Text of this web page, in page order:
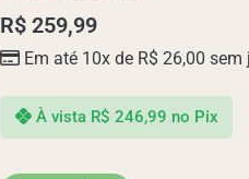
R$ 259,99
Em até 10x de R$ 26,00 sem
À vista R$ 246,99 no Pix
As
podem
ser